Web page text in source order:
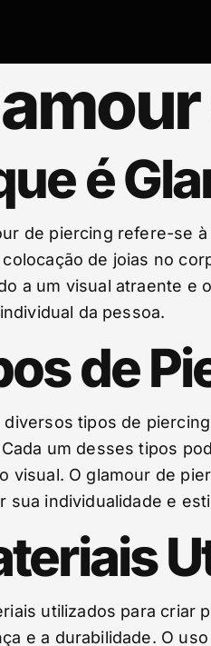
é
de piercing refere-se
de joias no
a um visual atraente e
da pessoa.
de
diversos tipos de
Cada um desses tipos
visual. O glamour de
sua individualidade e
utilizados para criar
e a durabilidade. O